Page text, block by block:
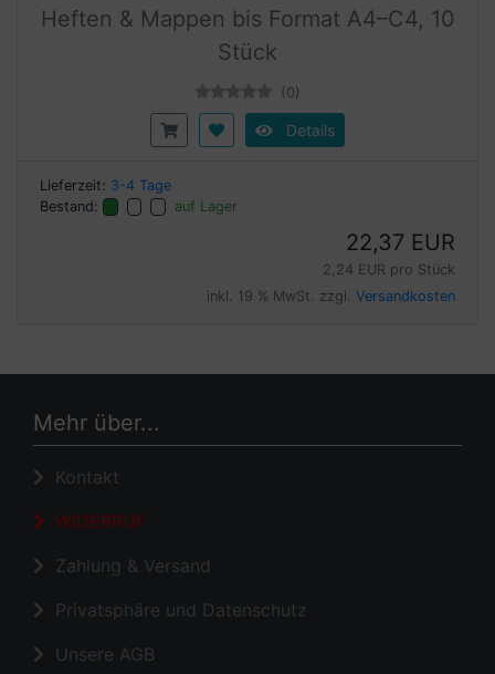
Heften & Mappen bis Format A4–C4, 10
Stück
(0)
Details
Lieferzeit: 3-4 Tage
Bestand:
auf Lager
22,37 EUR
2,24 EUR pro Stück
inkl. 19 % MwSt. zzgl. Versandkosten
Mehr über...
Kontakt
WIDERRUF
Zahlung & Versand
Privatsphäre und Datenschutz
Unsere AGB